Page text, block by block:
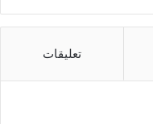
تعليقات